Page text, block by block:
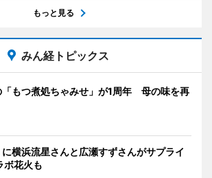
もっと見る
みん経トピックス
「もつ煮処ちゃみせ」が1周年 母の味を再
横浜流星さんと広瀬すずさんがサプライ
ボ花火も